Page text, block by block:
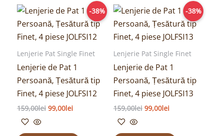
-38%
Lenjerie Pat Single Finet
Lenjerie de Pat 1
Persoană, Țesătură tip
Finet, 4 piese JOLFSI12
159,00lei
Prețul
inițial
a
fost:
159,00lei.
99,00lei
Prețul
curent
este:
99,00lei.
-38%
Lenjerie Pat Single Finet
Lenjerie de Pat 1
Persoană, Țesătură tip
Finet, 4 piese JOLFSI13
159,00lei
Prețul
inițial
a
fost:
159,00lei.
99,00lei
Prețul
curent
este:
99,00lei.